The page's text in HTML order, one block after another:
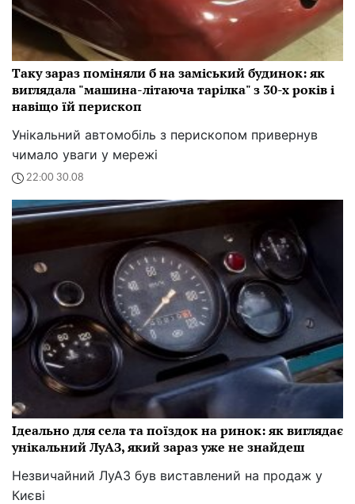
Таку зараз поміняли б на заміський будинок: як
виглядала "машина-літаюча тарілка" з 30-х років і
навіщо їй перископ
Унікальний автомобіль з перископом привернув
чимало уваги у мережі
22:00 30.08
Ідеально для села та поїздок на ринок: як виглядає
унікальний ЛуАЗ, який зараз уже не знайдеш
Незвичайний ЛуАЗ був виставлений на продаж у
Києві